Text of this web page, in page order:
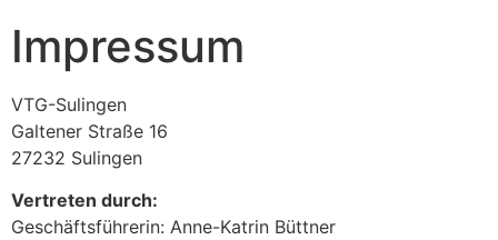
Impressum
VTG-Sulingen
Galtener Straße 16
27232 Sulingen
Vertreten durch:
Geschäftsführerin: Anne-Katrin Büttner